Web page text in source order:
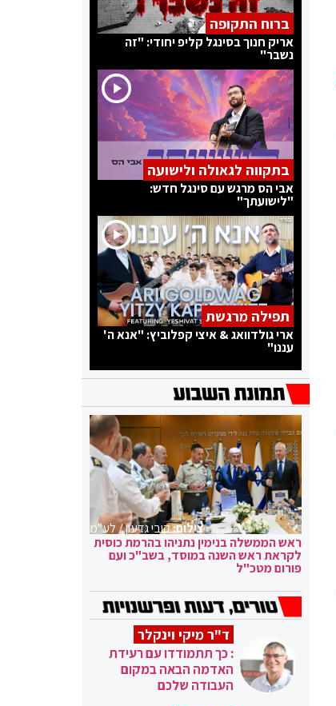
ברוח התקופה
אריק חנוך בסינגל קליפ יחודי: "זה
נשבר"
בתקווה לגאולה ולישועה
אבי הס מרגש עם סינגל חדש:
"לישועתך"
תפילה מרגשת
ארי גולדוואג & איצי קפלוביץ: "אנא ה'
עננו"
צילום:קובי גדעון / לע"מ
ראש הממשלה בנימין נתניהו בהרמת כוסית
לקראת ראש השנה במוסד, בשב"כ ועם
פורום מטכ"ל
ד"ר מיקי וינקלר
: כך תתמודדו עם רעידת
האדמה הבאה במקום
העבודה שלכם